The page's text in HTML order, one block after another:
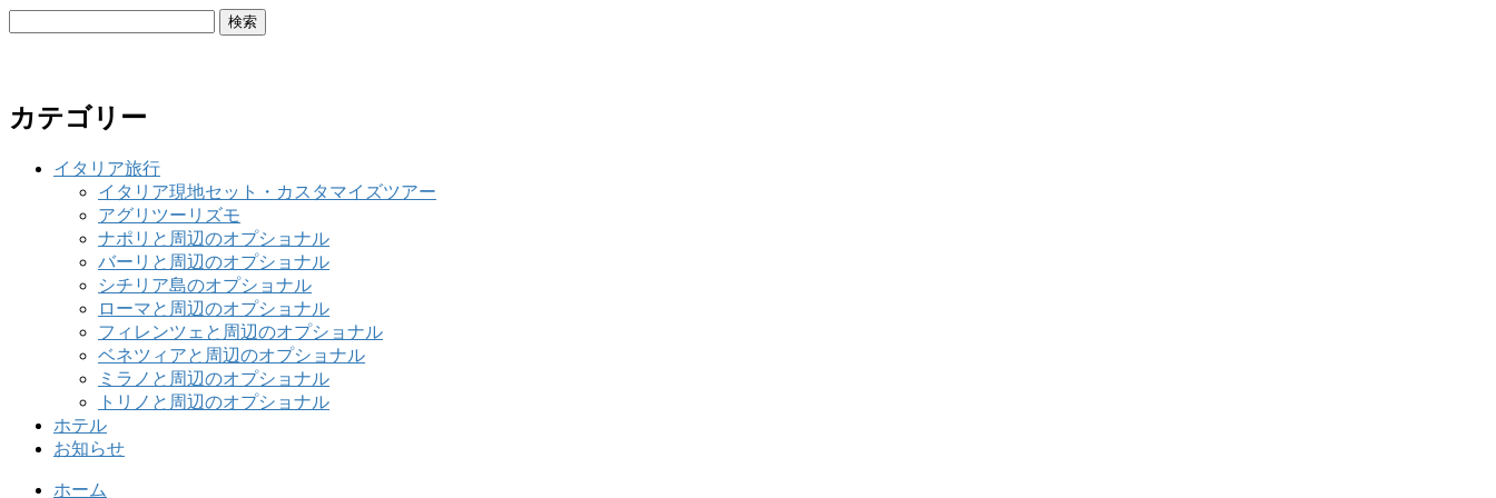
カテゴリー
イタリア旅行
イタリア現地セット・カスタマイズツアー
アグリツーリズモ
ナポリと周辺のオプショナル
バーリと周辺のオプショナル
シチリア島のオプショナル
ローマと周辺のオプショナル
フィレンツェと周辺のオプショナル
ベネツィアと周辺のオプショナル
ミラノと周辺のオプショナル
トリノと周辺のオプショナル
ホテル
お知らせ
ホーム